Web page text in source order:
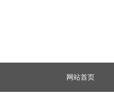
网站首页